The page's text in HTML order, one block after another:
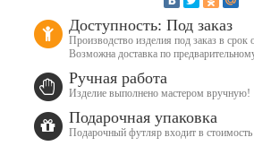
Доступность: Под заказ
Производство изделия под заказ в срок
Возможна доставка по
Ручная работа
Изделие выполнено мастером вручную!
Подарочная упаковка
Подарочный футляр входит в стоимость